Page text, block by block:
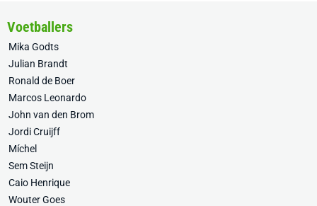
Voetballers
Mika Godts
Julian Brandt
Ronald de Boer
Marcos Leonardo
John van den Brom
Jordi Cruijff
Míchel
Sem Steijn
Caio Henrique
Wouter Goes